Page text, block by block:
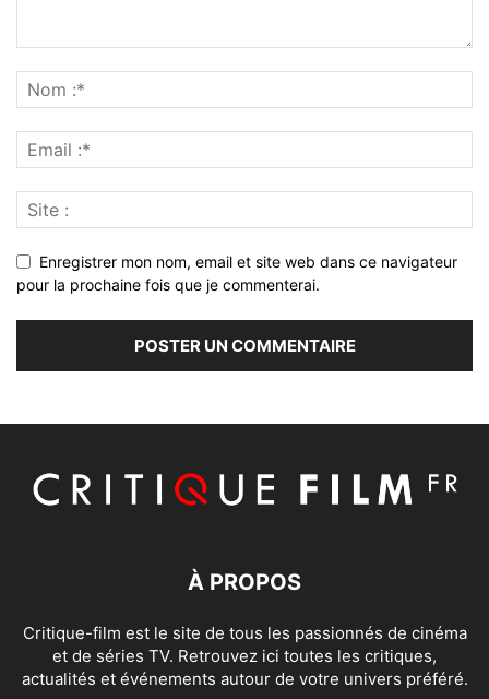
Enregistrer mon nom, email et site web dans ce navigateur
pour la prochaine fois que je commenterai.
À PROPOS
Critique-film est le site de tous les passionnés de cinéma
et de séries TV. Retrouvez ici toutes les critiques,
actualités et événements autour de votre univers préféré.